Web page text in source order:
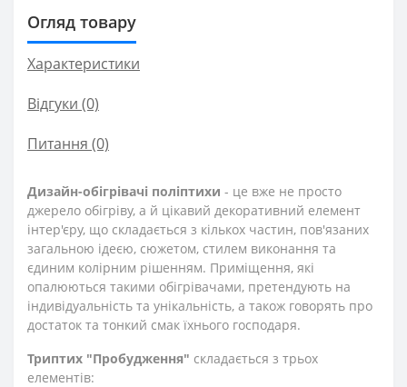
Огляд товару
Характеристики
Відгуки (0)
Питання (0)
Дизайн-обігрівачі поліптихи - це вже не просто
джерело обігріву, а й цікавий декоративний елемент
інтер'єру, що складається з кількох частин, пов'язаних
загальною ідеєю, сюжетом, стилем виконання та
єдиним колірним рішенням. Приміщення, які
опалюються такими обігрівачами, претендують на
індивідуальність та унікальність, а також говорять про
достаток та тонкий смак їхнього господаря.
Триптих "Пробудження" складається з трьох
елементів: